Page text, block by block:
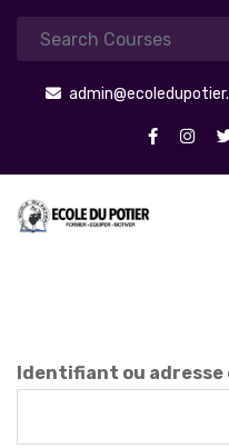
Identifiant ou adresse